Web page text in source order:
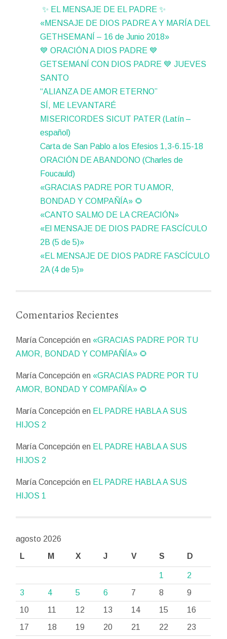
✨ EL MENSAJE DE EL PADRE ✨
«MENSAJE DE DIOS PADRE A Y MARÍA DEL
GETHSEMANÍ – 16 de Junio 2018»
💙 ORACIÓN A DIOS PADRE 💙
GETSEMANÍ CON DIOS PADRE 💙 JUEVES
SANTO
“ALIANZA DE AMOR ETERNO”
SÍ, ME LEVANTARÉ
MISERICORDES SICUT PATER (Latín –
español)
Carta de San Pablo a los Efesios 1,3-6.15-18
ORACIÓN DE ABANDONO (Charles de
Foucauld)
«GRACIAS PADRE POR TU AMOR,
BONDAD Y COMPAÑÍA» 🌻
«CANTO SALMO DE LA CREACIÓN»
«El MENSAJE DE DIOS PADRE FASCÍCULO
2B (5 de 5)»
«EL MENSAJE DE DIOS PADRE FASCÍCULO
2A (4 de 5)»
Comentarios Recientes
María Concepción en «GRACIAS PADRE POR TU
AMOR, BONDAD Y COMPAÑÍA» 🌻
María Concepción en «GRACIAS PADRE POR TU
AMOR, BONDAD Y COMPAÑÍA» 🌻
María Concepción en EL PADRE HABLA A SUS
HIJOS 2
María Concepción en EL PADRE HABLA A SUS
HIJOS 2
María Concepción en EL PADRE HABLA A SUS
HIJOS 1
agosto 2026
L
M X J V S D
1
2
3
4 5 6 7 8
9
10
11 12 13 14 15
16
17
18 19 20 21 22
23